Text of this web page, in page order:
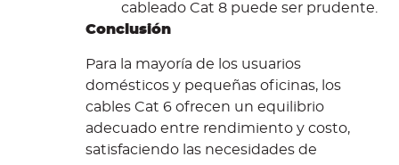
cableado Cat 8 puede ser prudente.
Conclusión
Para la mayoría de los usuarios
domésticos y pequeñas oficinas, los
cables Cat 6 ofrecen un equilibrio
adecuado entre rendimiento y costo,
satisfaciendo las necesidades de